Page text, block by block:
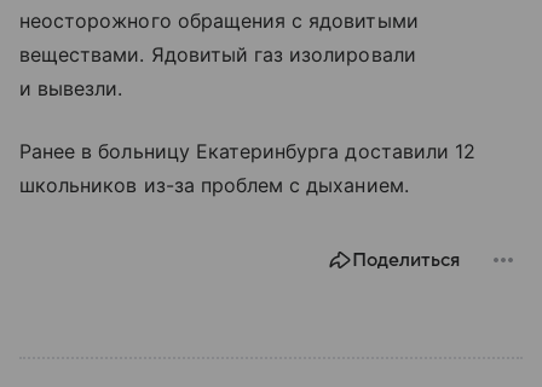
неосторожного обращения с ядовитыми
веществами. Ядовитый газ изолировали
и вывезли.
Ранее в больницу Екатеринбурга доставили 12
школьников из-за проблем с дыханием.
Поделиться